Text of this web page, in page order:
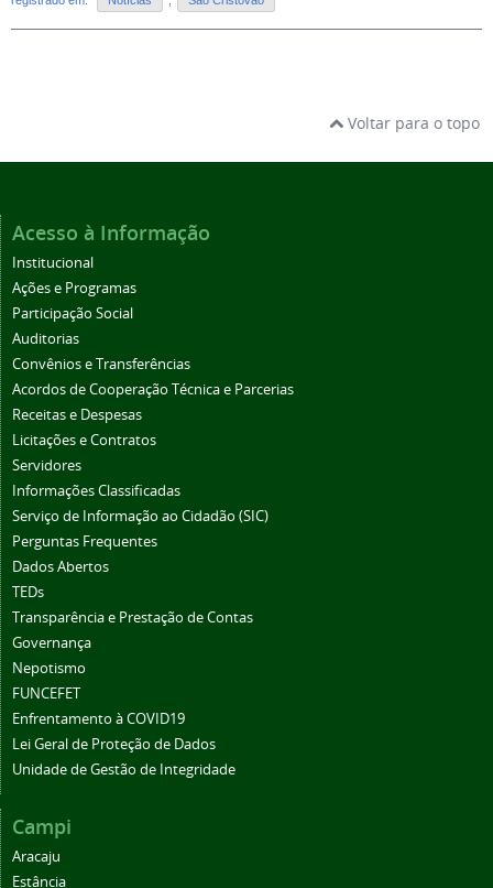
Voltar para o topo
Acesso à Informação
Institucional
Ações e Programas
Participação Social
Auditorias
Convênios e Transferências
Acordos de Cooperação Técnica e Parcerias
Receitas e Despesas
Licitações e Contratos
Servidores
Informações Classificadas
Serviço de Informação ao Cidadão (SIC)
Perguntas Frequentes
Dados Abertos
TEDs
Transparência e Prestação de Contas
Governança
Nepotismo
FUNCEFET
Enfrentamento à COVID19
Lei Geral de Proteção de Dados
Unidade de Gestão de Integridade
Campi
Aracaju
Estância